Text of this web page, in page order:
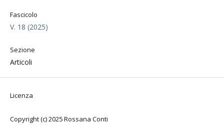
Fascicolo
V. 18 (2025)
Sezione
Articoli
Licenza
Copyright (c) 2025 Rossana Conti